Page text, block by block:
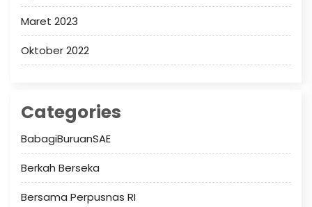
Maret 2023
Oktober 2022
Categories
BabagiBuruanSAE
Berkah Berseka
Bersama Perpusnas RI